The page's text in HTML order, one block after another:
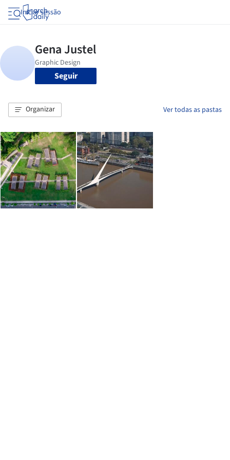
Iniciar sessão
Seguir
Organizar Ver todas as pastas